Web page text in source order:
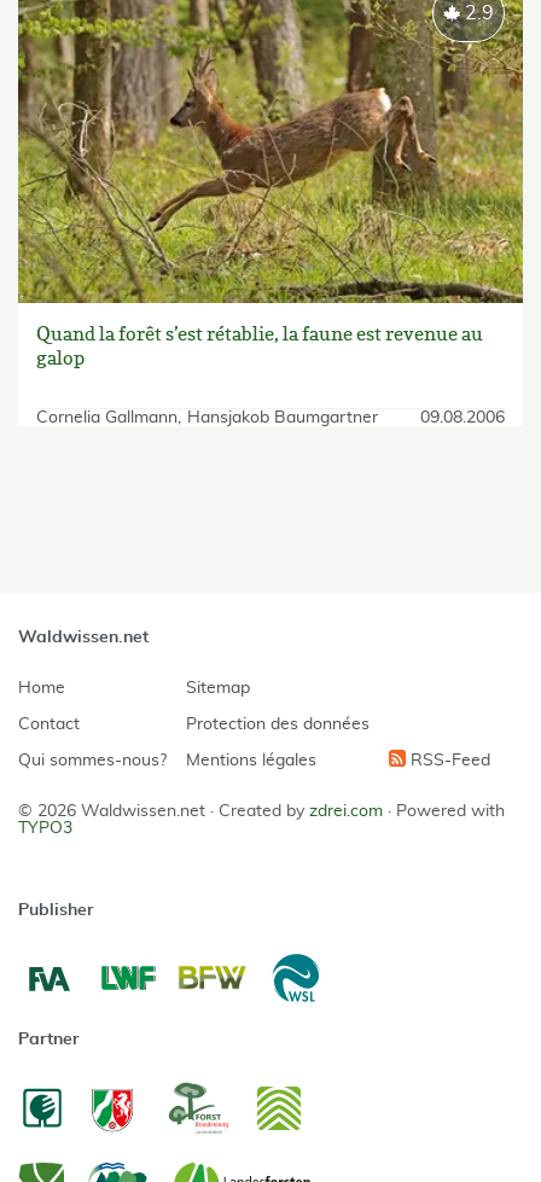
Quand la forêt s’est rétablie, la faune est revenue au
galop
Cornelia Gallmann Hansjakob Baumgartner 09.08.2006
2.9
Waldwissen.net
Home
Contact
Qui sommes-nous?
Sitemap
Protection des données
Mentions légales RSS-Feed
© 2026 Waldwissen.net · Created by zdrei.com · Powered with
TYPO3
Publisher
Partner